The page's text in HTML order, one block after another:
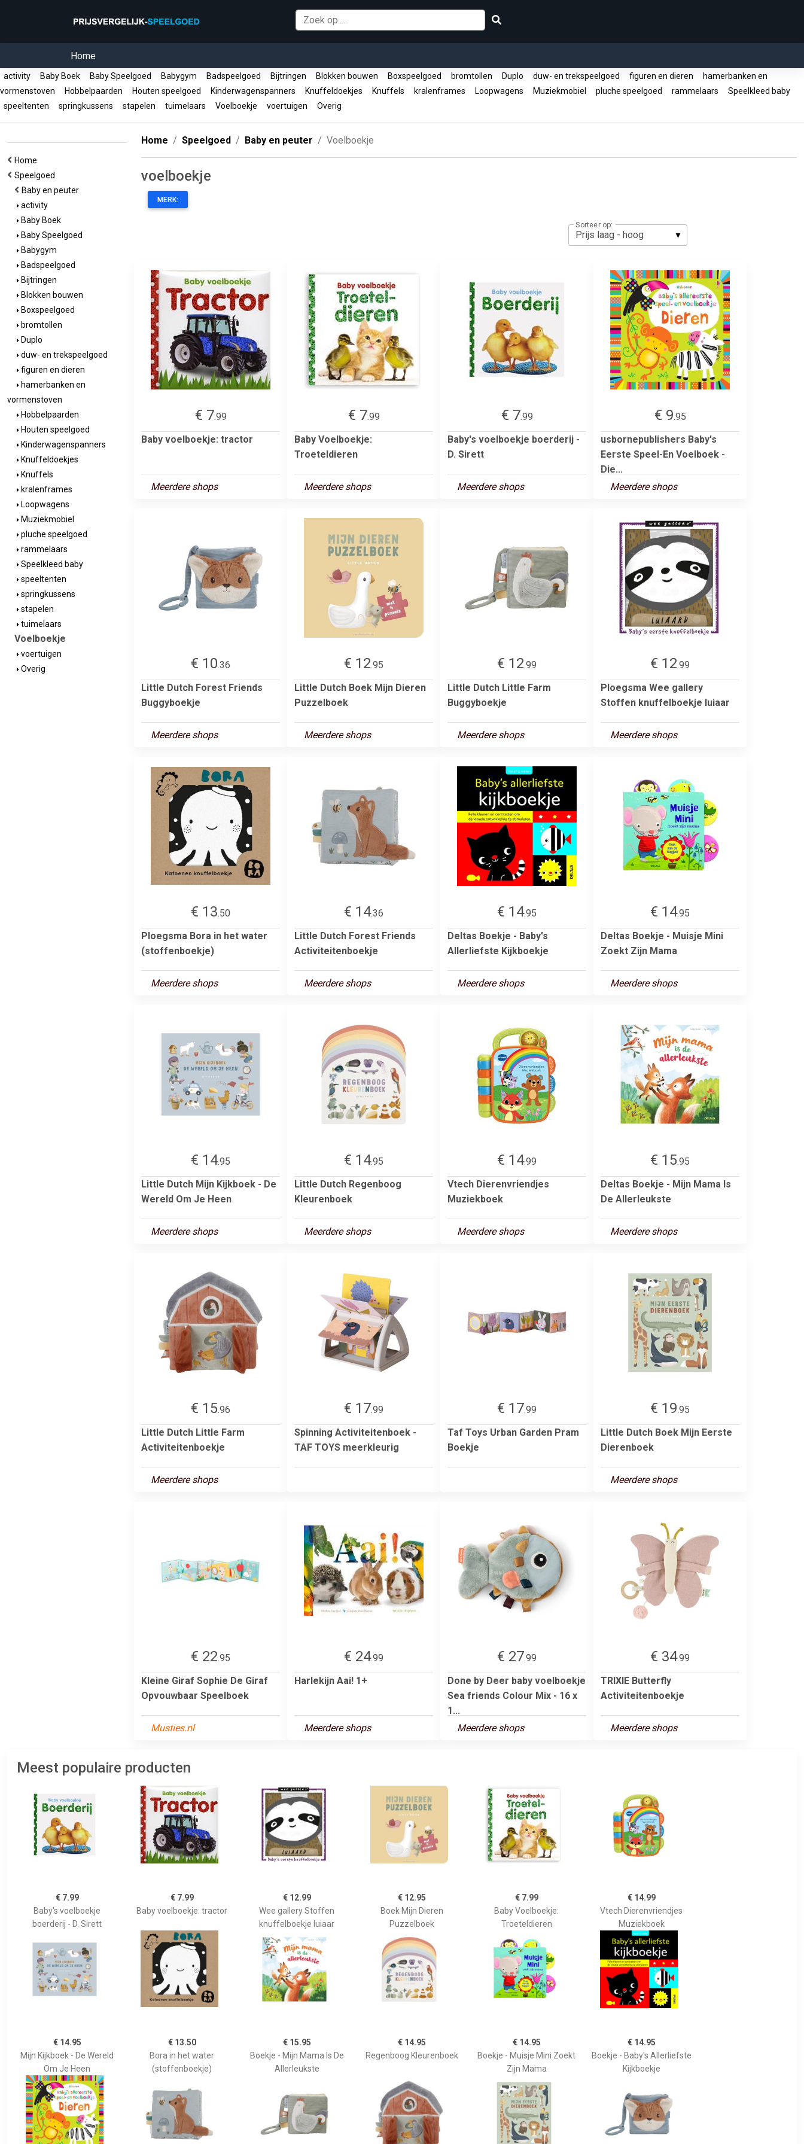
Home
activity Baby Boek Baby Speelgoed Babygym Badspeelgoed Bijtringen Blokken bouwen Boxspeelgoed bromtollen Duplo duw- en trekspeelgoed figuren en dieren
hamerbanken en
vormenstoven
Hobbelpaarden Houten speelgoed Kinderwagenspanners Knuffeldoekjes Knuffels kralenframes Loopwagens Muziekmobiel pluche speelgoed rammelaars
Speelkleed baby
speeltenten
springkussens stapelen tuimelaars Voelboekje voertuigen Overig
Home
Speelgoed
Baby en peuter
activity
Baby Boek
Baby Speelgoed
Babygym
Badspeelgoed
Bijtringen
Blokken bouwen
Boxspeelgoed
bromtollen
Duplo
duw- en trekspeelgoed
figuren en dieren
hamerbanken en
vormenstoven
Hobbelpaarden
Houten speelgoed
Kinderwagenspanners
Knuffeldoekjes
Knuffels
kralenframes
Loopwagens
Muziekmobiel
pluche speelgoed
rammelaars
Speelkleed baby
speeltenten
springkussens
stapelen
tuimelaars
Voelboekje
voertuigen
Overig
Home Speelgoed Baby en peuter Voelboekje
voelboekje
MERK:
Sorteer op:
€ 7.99
Baby voelboekje: tractor
Meerdere shops
€ 7.99
Baby Voelboekje:
Troeteldieren
Meerdere shops
€ 7.99
Baby's voelboekje boerderij -
D. Sirett
Meerdere shops
€ 9.95
usbornepublishers Baby's
Eerste Speel-En Voelboek -
Die...
Meerdere shops
€ 10.36
Little Dutch Forest Friends
Buggyboekje
Meerdere shops
€ 12.95
Little Dutch Boek Mijn Dieren
Puzzelboek
Meerdere shops
€ 12.99
Little Dutch Little Farm
Buggyboekje
Meerdere shops
€ 12.99
Ploegsma Wee gallery
Stoffen knuffelboekje luiaar
Meerdere shops
€ 13.50
Ploegsma Bora in het water
(stoffenboekje)
Meerdere shops
€ 14.36
Little Dutch Forest Friends
Activiteitenboekje
Meerdere shops
€ 14.95
Deltas Boekje - Baby's
Allerliefste Kijkboekje
Meerdere shops
€ 14.95
Deltas Boekje - Muisje Mini
Zoekt Zijn Mama
Meerdere shops
€ 14.95
Little Dutch Mijn Kijkboek - De
Wereld Om Je Heen
Meerdere shops
€ 14.95
Little Dutch Regenboog
Kleurenboek
Meerdere shops
€ 14.99
Vtech Dierenvriendjes
Muziekboek
Meerdere shops
€ 15.95
Deltas Boekje - Mijn Mama Is
De Allerleukste
Meerdere shops
€ 15.96
Little Dutch Little Farm
Activiteitenboekje
Meerdere shops
€ 17.99
Spinning Activiteitenboek -
TAF TOYS meerkleurig
€ 17.99
Taf Toys Urban Garden Pram
Boekje
€ 19.95
Little Dutch Boek Mijn Eerste
Dierenboek
Meerdere shops
€ 22.95
Kleine Giraf Sophie De Giraf
Opvouwbaar Speelboek
Musties.nl
€ 24.99
Harlekijn Aai! 1+
Meerdere shops
€ 27.99
Done by Deer baby voelboekje
Sea friends Colour Mix - 16 x
1...
Meerdere shops
€ 34.99
TRIXIE Butterfly
Activiteitenboekje
Meerdere shops
Meest populaire producten
€ 7.99
Baby's voelboekje
boerderij - D. Sirett
€ 7.99
Baby voelboekje: tractor
€ 12.99
Wee gallery Stoffen
knuffelboekje luiaar
€ 12.95
Boek Mijn Dieren
Puzzelboek
€ 7.99
Baby Voelboekje:
Troeteldieren
€ 14.99
Vtech Dierenvriendjes
Muziekboek
€ 14.95
Mijn Kijkboek - De Wereld
Om Je Heen
€ 13.50
Bora in het water
(stoffenboekje)
€ 15.95
Boekje - Mijn Mama Is De
Allerleukste
€ 14.95
Regenboog Kleurenboek
€ 14.95
Boekje - Muisje Mini Zoekt
Zijn Mama
€ 14.95
Boekje - Baby's Allerliefste
Kijkboekje